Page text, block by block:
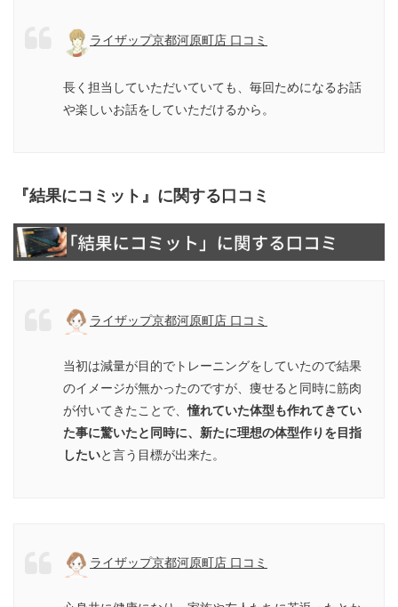
ライザップ京都河原町店 口コミ
長く担当していただいていても、毎回ためになるお話
や楽しいお話をしていただけるから。
『結果にコミット』に関する口コミ
ライザップ京都河原町店 口コミ
当初は減量が目的でトレーニングをしていたので結果
のイメージが無かったのですが、痩せると同時に筋肉
が付いてきたことで、憧れていた体型も作れてきてい
た事に驚いたと同時に、新たに理想の体型作りを目指
したいと言う目標が出来た。
ライザップ京都河原町店 口コミ